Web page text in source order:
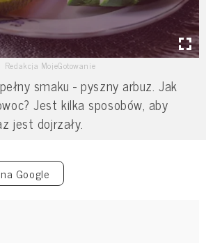
Redakcja MojeGotowanie
smaku - pyszny arbuz. Jak
Jest kilka sposobów, aby
jest dojrzały.
Google